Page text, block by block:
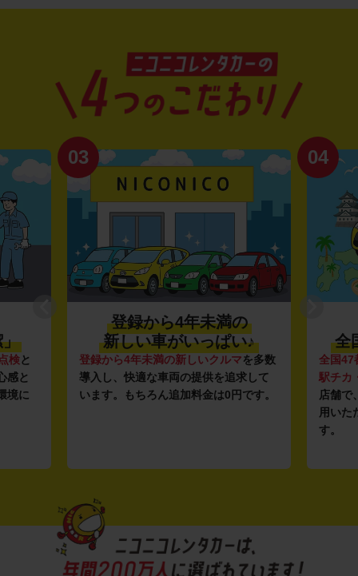
」
検と
感と
境に
03
登録から4年未満の
新しい車がいっぱい♪
登録から4年未満の新しいクルマを多数
導入し、快適な車両の提供を追求して
います。もちろん追加料金は0円です。
04
全
全国47
駅チカ
店舗で
用いた
す。